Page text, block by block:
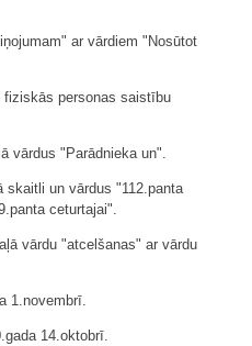
ar vārdiem "Nosūtot
personas saistību
vārdus "Parādnieka un".
skaitli un vārdus "112.panta
ceturtajai".
vārdu "atcelšanas" ar vārdu
1.novembrī.
14.oktobrī.